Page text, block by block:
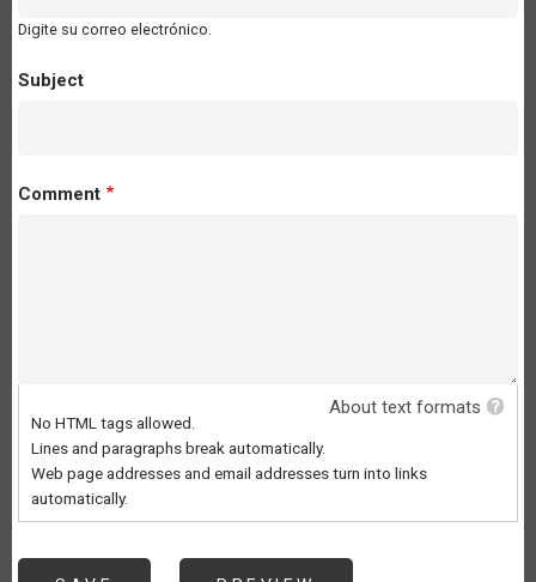
Digite su correo electrónico.
Subject
Comment
About text formats
No HTML tags allowed.
Lines and paragraphs break automatically.
Web page addresses and email addresses turn into links
automatically.